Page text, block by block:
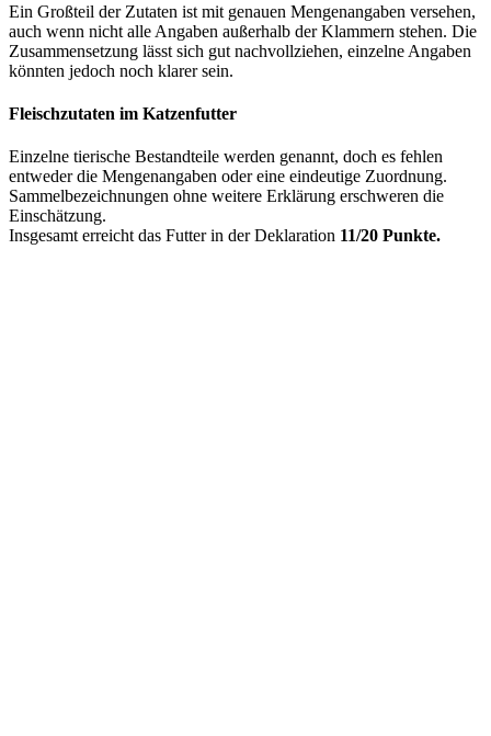
Ein Großteil der Zutaten ist mit genauen Mengenangaben versehen,
auch wenn nicht alle Angaben außerhalb der Klammern stehen. Die
Zusammensetzung lässt sich gut nachvollziehen, einzelne Angaben
könnten jedoch noch klarer sein.
Fleischzutaten im Katzenfutter
Einzelne tierische Bestandteile werden genannt, doch es fehlen
entweder die Mengenangaben oder eine eindeutige Zuordnung.
Sammelbezeichnungen ohne weitere Erklärung erschweren die
Einschätzung.
Insgesamt erreicht das Futter in der Deklaration 11/20 Punkte.